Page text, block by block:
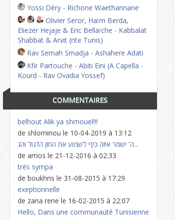
Yossi Déry - Richone Waethannane
Olivier Seror, Haïm Berda,
Eliezer Hejaje & Eric Bellaïche - Kabbalat
Shabbat & Arvit (rite Tunis)
Rav Semah Smadja - Ashahere Adati
Kfir Partouche - Abiti Eini (A Capella -
Kourd - Rav Ovadia Yossef)
COMMENTAIRES
belhout Alik ya shmouel!!!
de shlominou le 10-04-2019 à 13:12
ה' ישמר איזה כיף לשמוע את החזן הדגול והג...
de amos le 21-12-2016 à 02:33
très sympa
de boukhris le 31-08-2015 à 17:29
exeptionnelle
de zana rene le 16-02-2015 à 22:07
Hello, Dans une communauté Tunisienne